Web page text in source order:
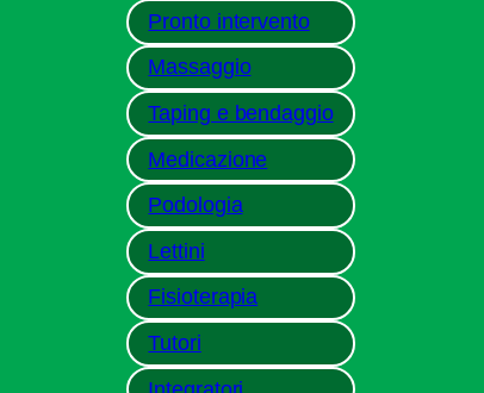
Pronto intervento
Massaggio
Taping e bendaggio
Medicazione
Podologia
Lettini
Fisioterapia
Tutori